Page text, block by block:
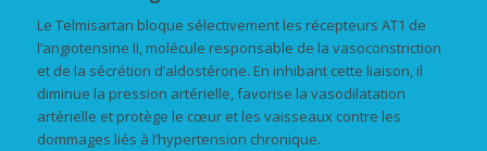
Le Telmisartan bloque sélectivement les récepteurs AT1 de
l’angiotensine II, molécule responsable de la vasoconstriction
et de la sécrétion d’aldostérone. En inhibant cette liaison, il
diminue la pression artérielle, favorise la vasodilatation
artérielle et protège le cœur et les vaisseaux contre les
dommages liés à l’hypertension chronique.